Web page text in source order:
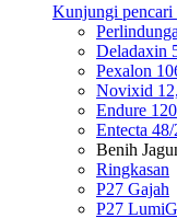
Kunjungi pencari
Deladaxin
Pexalon
Novixid
Endure
Entecta
Benih
Ringkasan
P27 Gajah
P27